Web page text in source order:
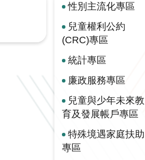
性別主流化專區
兒童權利公約
(CRC)專區
統計專區
廉政服務專區
兒童與少年未來教
育及發展帳戶專區
特殊境遇家庭扶助
專區